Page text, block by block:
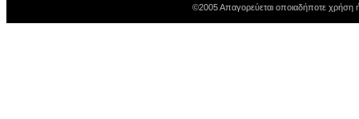
©2005 Απαγορεύεται οποιαδήποτε χρήση